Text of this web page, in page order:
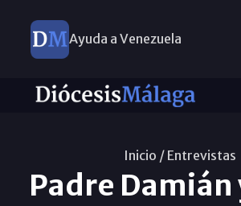
Ayuda a Venezuela
Inicio / Entrevistas
Padre Damián